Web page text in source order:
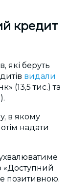
кредит
які беруть
видали
(13,5 тис.) та
в якому
надати
«Доступний
позитивною,